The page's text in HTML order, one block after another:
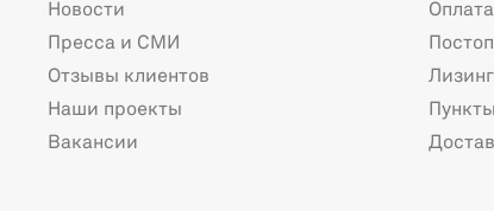
Новости
Пресса и СМИ
Отзывы клиентов
Наши проекты
Вакансии
Оплата
Лизинг